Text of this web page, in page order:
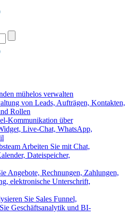
mühelos verwalten
von Leads, Aufträgen, Kontakten,
Rollen
Kommunikation über
Live-Chat, WhatsApp,
Arbeiten Sie mit Chat,
Dateispeicher,
Angebote, Rechnungen, Zahlungen,
elektronische Unterschrift,
Sie Sales Funnel,
Geschäftsanalytik und BI-